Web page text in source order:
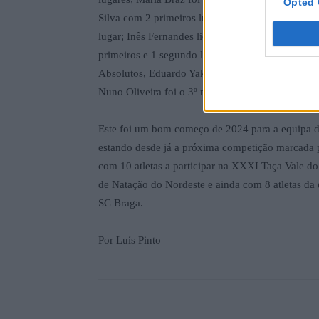
Silva com 2 primeiros lugares e 1 terceiro, e
lugar; Inês Fernandes liderou em Infantis com 4
primeiros e 1 segundo lugar, seguido de Miguel
Absolutos, Eduardo Yakubenko foi o 2º mais
Nuno Oliveira foi o 3º mais medalhado com 2
Este foi um bom começo de 2024 para a equipa
estando desde já a próxima competição
com 10 atletas a participar na XXXI Taça Vale
de Natação do Nordeste e ainda com 8 atletas
SC Braga.
Por Luís Pinto